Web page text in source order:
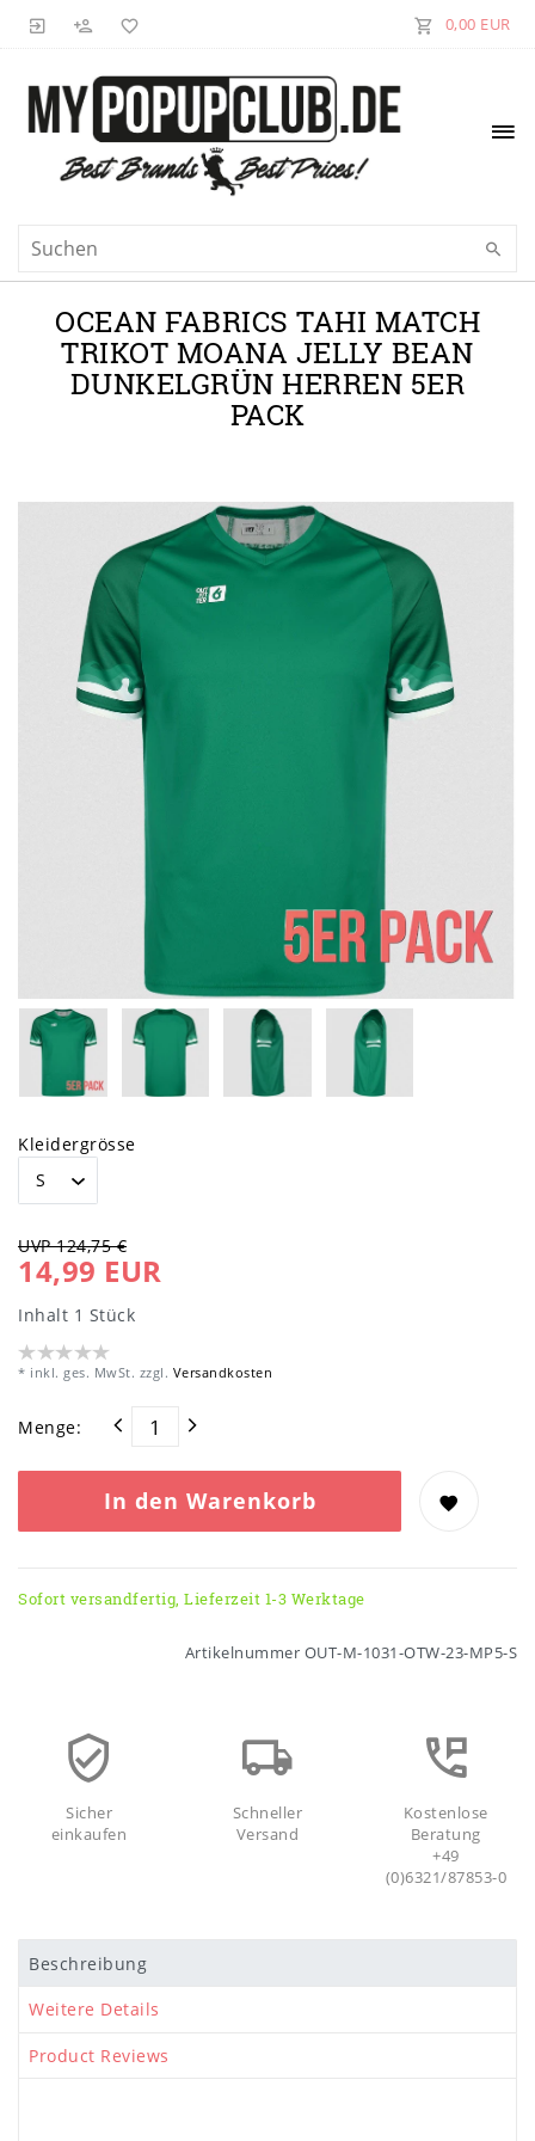
0,00 EUR
OCEAN FABRICS TAHI MATCH
TRIKOT MOANA JELLY BEAN
DUNKELGRÜN HERREN 5ER
PACK
Kleidergrösse
UVP 124,75 €
14,99 EUR
Inhalt 1 Stück
* inkl. ges. MwSt. zzgl. Versandkosten
Menge:
In den Warenkorb
Sofort versandfertig, Lieferzeit 1-3 Werktage
Artikelnummer OUT-M-1031-OTW-23-MP5-S
Sicher
einkaufen
Schneller
Versand
Kostenlose
Beratung
+49
(0)6321/87853-0
Beschreibung
Weitere Details
Product Reviews